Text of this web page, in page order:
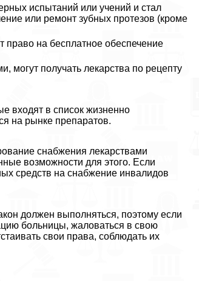
испытаний или учений и стал
или ремонт зубных протезов (кроме
на бесплатное обеспечение
могут получать лекарства по рецепту
входят в список жизненно
на рынке препаратов.
снабжения лекарствами
возможности для этого. Если
средств на снабжение инвалидов
должен выполняться, поэтому если
больницы, жаловаться в свою
свои права, соблюдать их